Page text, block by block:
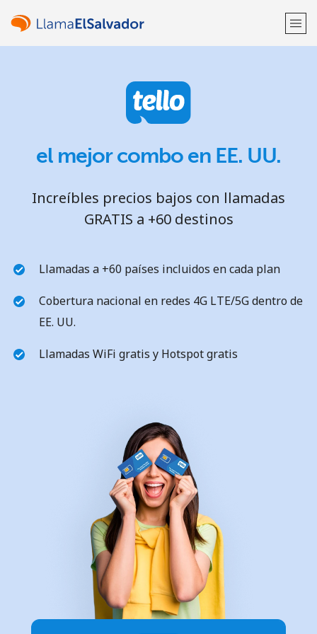
¡Bienvenido!
¿Ya tienes una cuenta? Inicia sesión →
Regístrate con
No se ha creado una contraseña
Una letra mayúscula y una minúscula
Un caracter especial
Mantente en contacto para recibir nuestras mejores
ofertas.
el mejor combo en EE. UU.
Increíbles precios bajos con llamadas
GRATIS a +60 destinos
Llamadas a +60 países incluidos en cada plan
Cobertura nacional en redes 4G LTE/5G dentro de
EE. UU.
Llamadas WiFi gratis y Hotspot gratis